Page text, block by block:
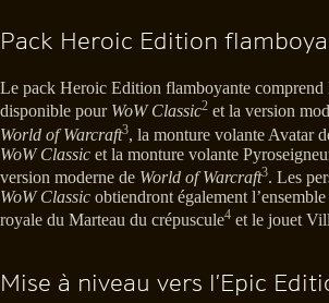
Pack Heroic Edition
Le pack Heroic Edition flamboyante comprend
disponible pour WoW Classic2 et la version
World of Warcraft3, la monture volante Avatar
WoW Classic et la monture volante
version moderne de World of Warcraft3. Les
WoW Classic obtiendront également
royale du Marteau du crépuscule4 et le jouet
Mise à niveau vers l’Epic